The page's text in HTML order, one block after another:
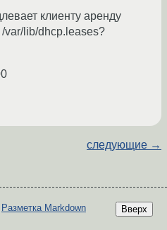
клиенту аренду
/var/lib/dhcp.leases?
следующие →
Вверх
Разметка Markdown